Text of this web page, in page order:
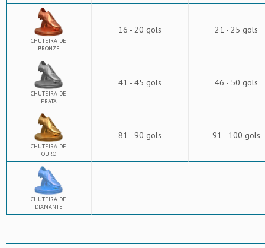
CHUTEIRA DE
BRONZE
16 - 20 gols 21 - 25 gols
CHUTEIRA DE
PRATA
41 - 45 gols 46 - 50 gols
CHUTEIRA DE
OURO
81 - 90 gols 91 - 100 gols
CHUTEIRA DE
DIAMANTE